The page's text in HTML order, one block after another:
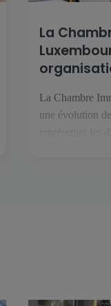
La
La Chambre
une évolution